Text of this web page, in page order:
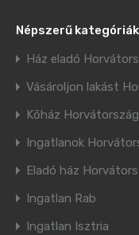
Népszerű kategóriák
Ház eladó
Vásároljon lakást
Kőház Horvátország
Ingatlanok
Eladó ház
Ingatlan Rab
Ingatlan Isztria